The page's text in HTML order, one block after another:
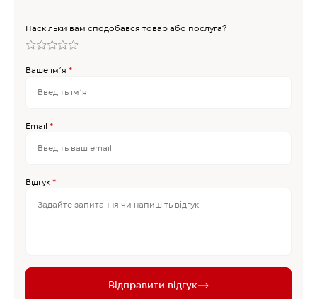
Наскільки вам сподобався товар або послуга?
Ваше імʼя *
Email *
Відгук *
Відправити відгук